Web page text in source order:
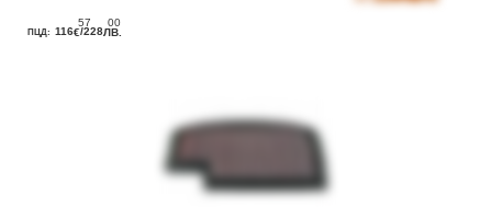
116
57
€/228
00
ЛВ.